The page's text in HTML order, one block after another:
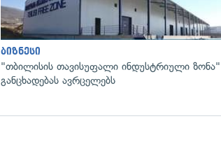
ბიზნესი
"თბილისის თავისუფალი ინდუსტრიული ზონა"
განცხადებას ავრცელებს